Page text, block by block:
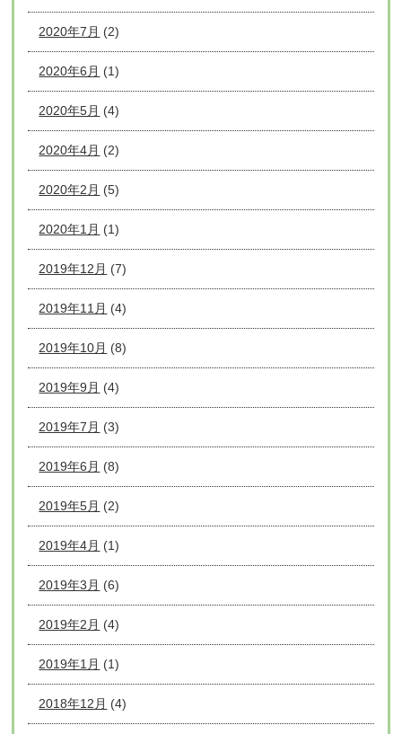
2020年7月 (2)
2020年6月 (1)
2020年5月 (4)
2020年4月 (2)
2020年2月 (5)
2020年1月 (1)
2019年12月 (7)
2019年11月 (4)
2019年10月 (8)
2019年9月 (4)
2019年7月 (3)
2019年6月 (8)
2019年5月 (2)
2019年4月 (1)
2019年3月 (6)
2019年2月 (4)
2019年1月 (1)
2018年12月 (4)